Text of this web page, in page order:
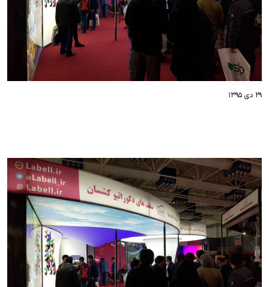
۲۹ دی ۱۳۹۵